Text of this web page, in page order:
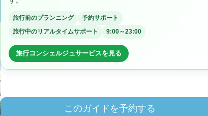
旅行前のプランニング
予約サポート
旅行中のリアルタイムサポート
9:00～23:00
旅行コンシェルジュサービスを見る
このガイドを予約する